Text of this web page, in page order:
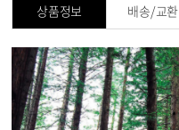
상품정보 배송/교환